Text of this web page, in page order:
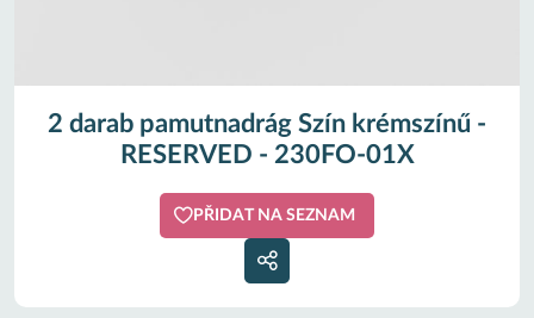
2 darab pamutnadrág Szín krémszínű -
RESERVED - 230FO-01X
PŘIDAT NA SEZNAM